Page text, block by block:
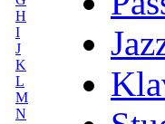
H
I
J
K
L
M
N